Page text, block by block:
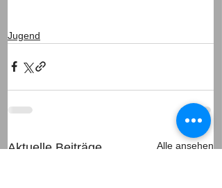
Jugend
Aktuelle Beiträge Alle ansehen